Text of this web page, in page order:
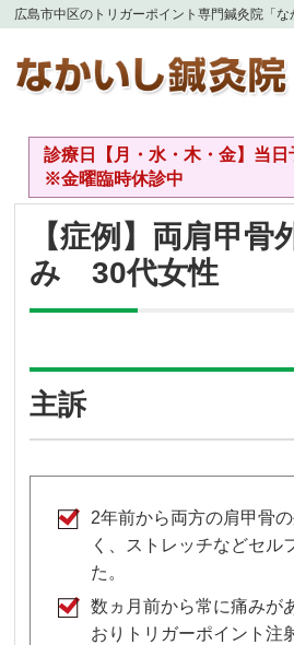
広島市中区のトリガーポイント専門鍼灸院「な
診療日【月・水・木・金】当日
※金曜臨時休診中
【症例】両肩甲骨
み 30代女性
主訴
2年前から両方の肩甲骨
く、ストレッチなどセル
た。
数ヵ月前から常に痛みが
おりトリガーポイント注